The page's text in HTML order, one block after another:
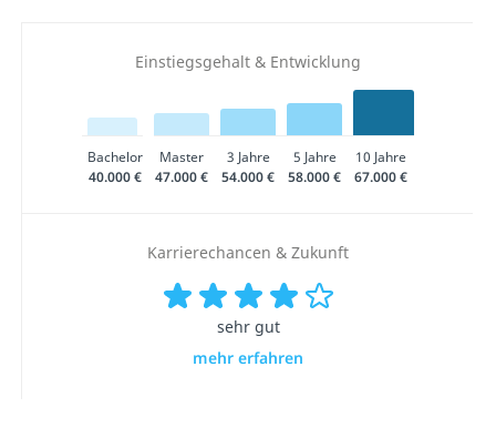
Einstiegsgehalt & Entwicklung
Bachelor Master 3 Jahre 5 Jahre
10 Jahre
40.000 €
47.000 € 54.000 € 58.000 € 67.000 €
Karrierechancen & Zukunft
sehr gut
mehr erfahren